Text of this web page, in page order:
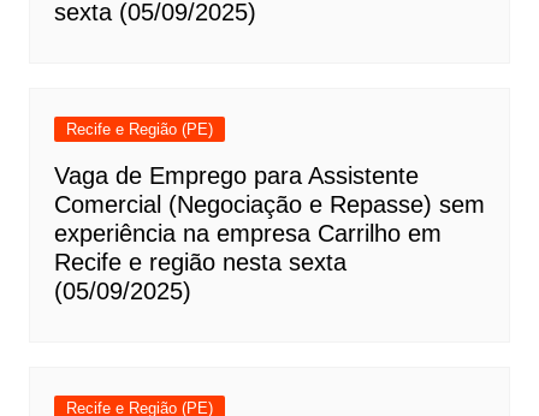
sexta (05/09/2025)
Recife e Região (PE)
Vaga de Emprego para Assistente
Comercial (Negociação e Repasse) sem
experiência na empresa Carrilho em
Recife e região nesta sexta
(05/09/2025)
Recife e Região (PE)